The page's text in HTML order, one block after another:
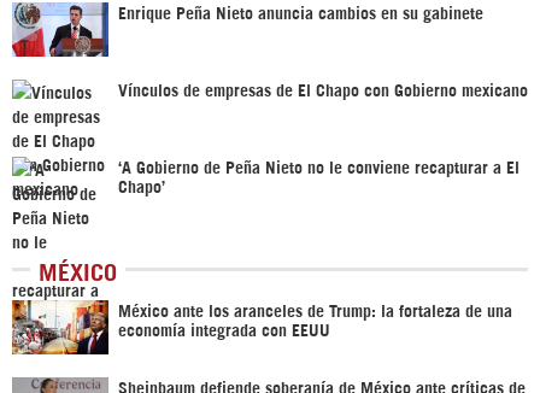
Enrique Peña Nieto anuncia cambios en su gabinete
Vínculos de empresas de El Chapo con Gobierno mexicano
‘A Gobierno de Peña Nieto no le conviene recapturar a El
Chapo’
MÉXICO
México ante los aranceles de Trump: la fortaleza de una
economía integrada con EEUU
Sheinbaum defiende soberanía de México ante críticas de